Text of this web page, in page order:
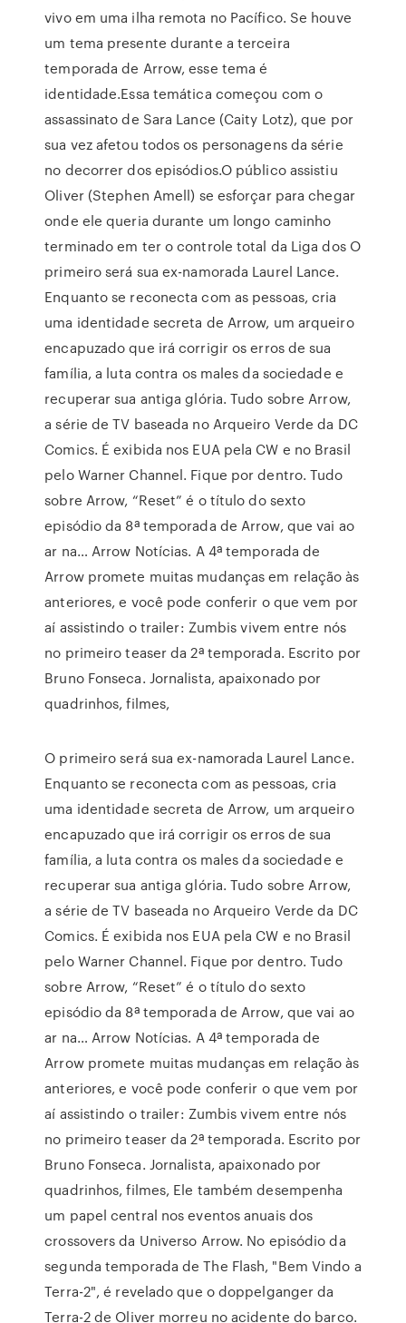
vivo em uma ilha remota no Pacífico. Se houve
um tema presente durante a terceira
temporada de Arrow, esse tema é
identidade.Essa temática começou com o
assassinato de Sara Lance (Caity Lotz), que por
sua vez afetou todos os personagens da série
no decorrer dos episódios.O público assistiu
Oliver (Stephen Amell) se esforçar para chegar
onde ele queria durante um longo caminho
terminado em ter o controle total da Liga dos O
primeiro será sua ex-namorada Laurel Lance.
Enquanto se reconecta com as pessoas, cria
uma identidade secreta de Arrow, um arqueiro
encapuzado que irá corrigir os erros de sua
família, a luta contra os males da sociedade e
recuperar sua antiga glória. Tudo sobre Arrow,
a série de TV baseada no Arqueiro Verde da DC
Comics. É exibida nos EUA pela CW e no Brasil
pelo Warner Channel. Fique por dentro. Tudo
sobre Arrow, “Reset” é o título do sexto
episódio da 8ª temporada de Arrow, que vai ao
ar na… Arrow Notícias. A 4ª temporada de
Arrow promete muitas mudanças em relação às
anteriores, e você pode conferir o que vem por
aí assistindo o trailer: Zumbis vivem entre nós
no primeiro teaser da 2ª temporada. Escrito por
Bruno Fonseca. Jornalista, apaixonado por
quadrinhos, filmes,
O primeiro será sua ex-namorada Laurel Lance.
Enquanto se reconecta com as pessoas, cria
uma identidade secreta de Arrow, um arqueiro
encapuzado que irá corrigir os erros de sua
família, a luta contra os males da sociedade e
recuperar sua antiga glória. Tudo sobre Arrow,
a série de TV baseada no Arqueiro Verde da DC
Comics. É exibida nos EUA pela CW e no Brasil
pelo Warner Channel. Fique por dentro. Tudo
sobre Arrow, “Reset” é o título do sexto
episódio da 8ª temporada de Arrow, que vai ao
ar na… Arrow Notícias. A 4ª temporada de
Arrow promete muitas mudanças em relação às
anteriores, e você pode conferir o que vem por
aí assistindo o trailer: Zumbis vivem entre nós
no primeiro teaser da 2ª temporada. Escrito por
Bruno Fonseca. Jornalista, apaixonado por
quadrinhos, filmes, Ele também desempenha
um papel central nos eventos anuais dos
crossovers da Universo Arrow. No episódio da
segunda temporada de The Flash, "Bem Vindo a
Terra-2", é revelado que o doppelganger da
Terra-2 de Oliver morreu no acidente do barco.